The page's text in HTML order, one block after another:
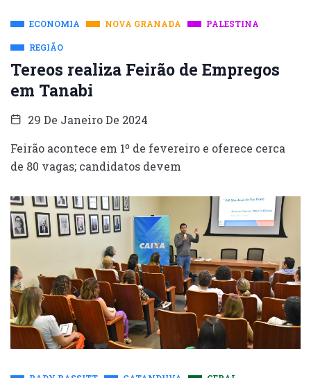
ECONOMIA NOVA GRANADA PALESTINA
REGIÃO
Tereos realiza Feirão de Empregos
em Tanabi
29 De Janeiro De 2024
Feirão acontece em 1º de fevereiro e oferece cerca
de 80 vagas; candidatos devem